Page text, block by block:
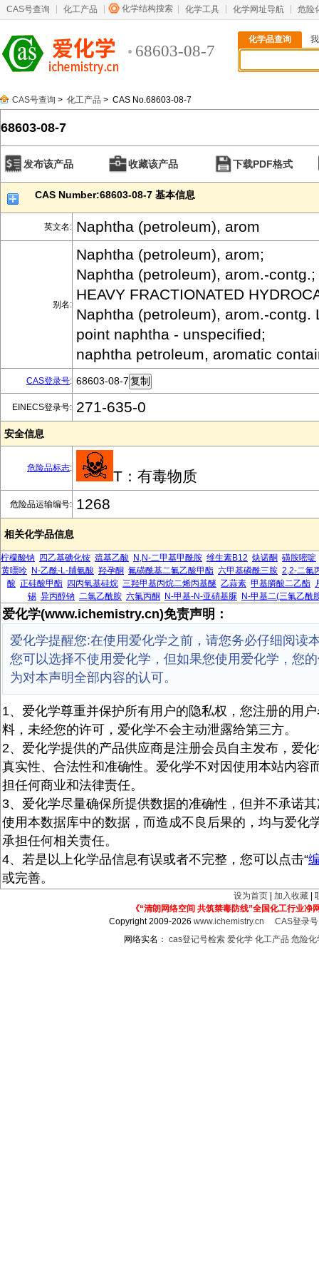
CAS号查询 化工产品 化学结构搜索 化学工具 化学网址导航 危险
68603-08-7
化学品查询
CAS号查询 > 化工产品 > CAS No.68603-08-7
68603-08-7
发布该产品 收藏该产品 下载PDF格式
CAS Number:68603-08-7 基本信息
英文名: Naphtha (petroleum), arom
别名:
Naphtha (petroleum), arom;
Naphtha (petroleum), arom.-contg.;
HEAVY FRACTIONATED
Naphtha (petroleum), arom.-contg.
point naphtha - unspecified;
naphtha petroleum, aromatic
CAS登录号: 68603-08-7
EINECS登录号: 271-635-0
安全信息
危险品标志: T：有毒物质
危险品运输编号: 1268
相关化学品信息
柠檬酸钠 四乙基碘化铵 巯基乙酸 N,N-二甲基甲酰胺 维生素B12 炔诺酮 磺胺嘧啶
黄嘌呤 N-乙酰-L-脯氨酸 羟孕酮 氟磺酰基二氟乙酸甲酯 六甲基磷酰三胺 2,2-二氟
酸 正硅酸甲酯 四丙氧基硅烷 三羟甲基丙烷二烯丙基醚 乙蒜素 甲基膦酸二乙酯
锡 异丙醇钠 二氯乙酰胺 六氟丙酮 N-甲基-N-亚硝基脲 N-甲基二(三氟乙酰
爱化学(www.ichemistry.cn)免责声明：
爱化学提醒您:在使用爱化学之前，请您务必仔细阅读
您可以选择不使用爱化学，但如果您使用爱化学，您
为对本声明全部内容的认可。
1、爱化学尊重并保护所有用户的隐私权，您注册的用
料，未经您的许可，爱化学不会主动泄露给第三方。
2、爱化学提供的产品供应商是注册会员自主发布，爱
真实性、合法性和准确性。爱化学不对因使用本站内容
担任何商业和法律责任。
3、爱化学尽量确保所提供数据的准确性，但并不承诺
使用本数据库中的数据，而造成不良后果的，均与爱化
承担任何相关责任。
4、若是以上化学品信息有误或者不完整，您可以点击“
或完善。
设为首页 加入收藏
《“清朗网络空间 共筑禁毒防线”全国化工行业净
Copyright 2009-2026www.ichemistry.cn
CAS登录
网络实名： cas登记号检索 爱化学 化工产品 危险化